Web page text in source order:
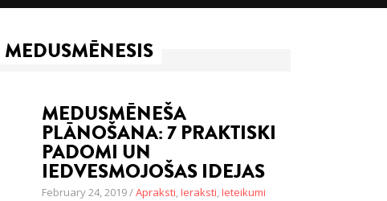
MEDUSMĒNESIS
MEDUSMĒNEŠA
PLĀNOŠANA: 7 PRAKTISKI
PADOMI UN
IEDVESMOJOŠAS IDEJAS
February 24, 2019 /Apraksti,Ieraksti,Ieteikumi